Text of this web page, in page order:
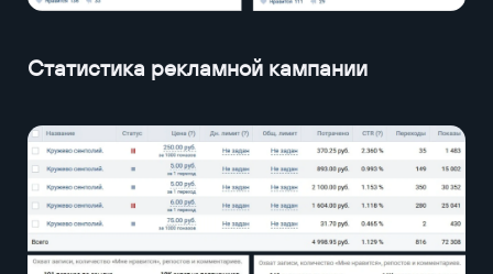
Статистика рекламной кампании